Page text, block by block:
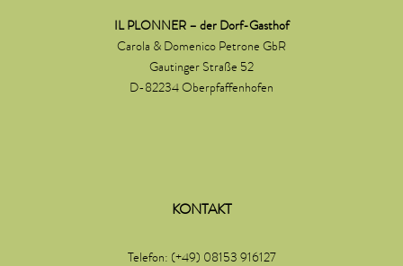
IL PLONNER – der Dorf-Gasthof
Carola & Domenico Petrone GbR
Gautinger Straße 52
D-82234 Oberpfaffenhofen
KONTAKT
Telefon: (+49) 08153 916127